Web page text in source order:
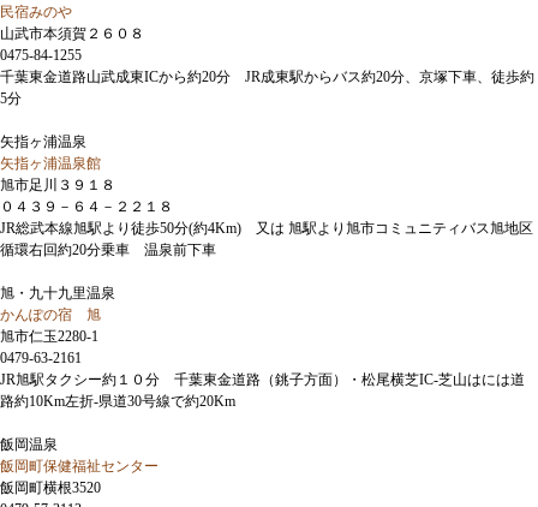
民宿みのや
山武市本須賀２６０８
0475-84-1255
千葉東金道路山武成東ICから約20分 JR成東駅からバス約20分、京塚下車、徒歩約
5分
矢指ヶ浦温泉
矢指ヶ浦温泉館
旭市足川３９１８
０４３９－６４－２２１８
JR総武本線旭駅より徒歩50分(約4Km) 又は 旭駅より旭市コミュニティバス旭地区
循環右回約20分乗車 温泉前下車
旭・九十九里温泉
かんぽの宿 旭
旭市仁玉2280-1
0479-63-2161
JR旭駅タクシー約１０分 千葉東金道路（銚子方面）・松尾横芝IC-芝山はには道
路約10Km左折-県道30号線で約20Km
飯岡温泉
飯岡町保健福祉センター
飯岡町横根3520